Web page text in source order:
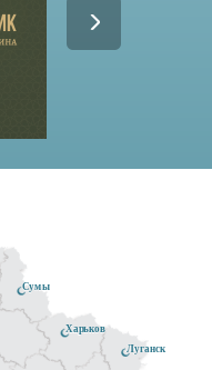
Сумы
Луганск
Харьков